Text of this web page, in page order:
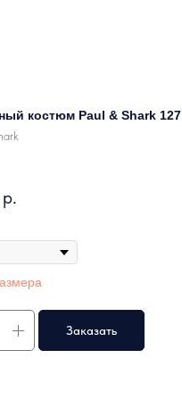
костюм Paul & Shark 127
р.
Заказать